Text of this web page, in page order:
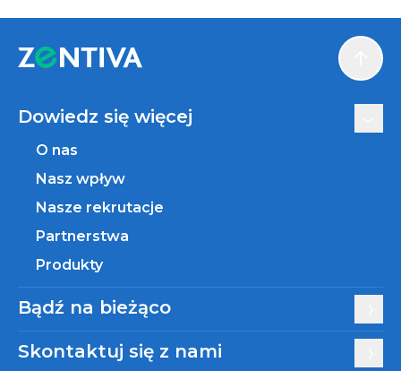
Dowiedz się więcej
O nas
Nasz wpływ
Nasze rekrutacje
Partnerstwa
Produkty
Bądź na bieżąco
Skontaktuj się z nami